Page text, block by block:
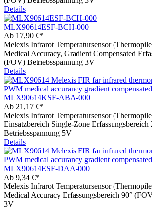
Details
MLX90614ESF-BCH-000
Ab 17,90 €*
Melexis Infrarot Temperatursensor
Medical Accuracy, Gradient Compensated
(FOV) Betriebsspannung 3V
Details
MLX90614KSF-ABA-000
Ab 21,17 €*
Melexis Infrarot Temperatursensor
Einsatzbereich Single-Zone
Betriebsspannung 5V
Details
MLX90614ESF-DAA-000
Ab 9,34 €*
Melexis Infrarot Temperatursensor
Medical Accuracy Erfassungsbereich 90°
3V